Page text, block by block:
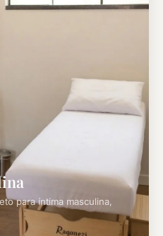
para íntima masculina,